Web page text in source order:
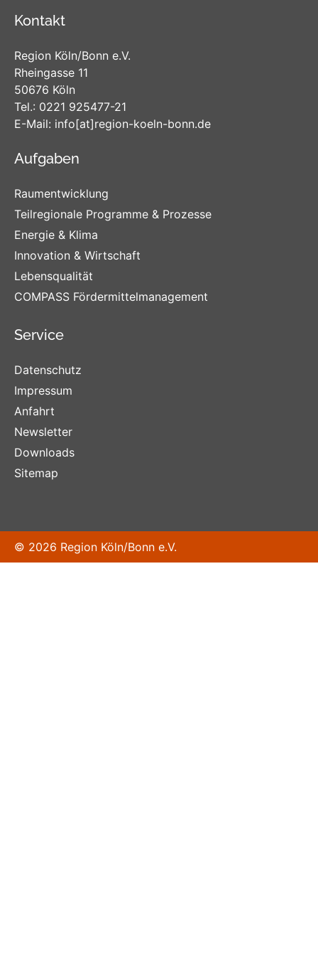
Kontakt
Region Köln/Bonn e.V.
Rheingasse 11
50676 Köln
Tel.: 0221 925477-21
E-Mail: info[at]region-koeln-bonn.de
Aufgaben
Raumentwicklung
Teilregionale Programme & Prozesse
Energie & Klima
Innovation & Wirtschaft
Lebensqualität
COMPASS Fördermittelmanagement
Service
Datenschutz
Impressum
Anfahrt
Newsletter
Downloads
Sitemap
© 2026 Region Köln/Bonn e.V.